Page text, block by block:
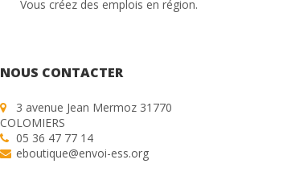
Vous créez des emplois en région.
NOUS CONTACTER
3 avenue Jean Mermoz 31770
COLOMIERS
05 36 47 77 14
eboutique@envoi-ess.org